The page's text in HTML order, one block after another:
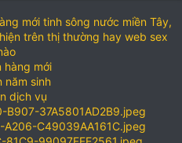
mới tinh sông nước miền Tây,
trên thị thường hay web sex
hàng mới
năm sinh
dịch vụ